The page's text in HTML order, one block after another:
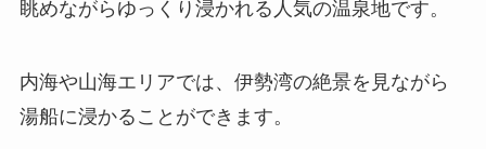
眺めながらゆっくり浸かれる人気の温泉地です。
内海や山海エリアでは、伊勢湾の絶景を見ながら
湯船に浸かることができます。